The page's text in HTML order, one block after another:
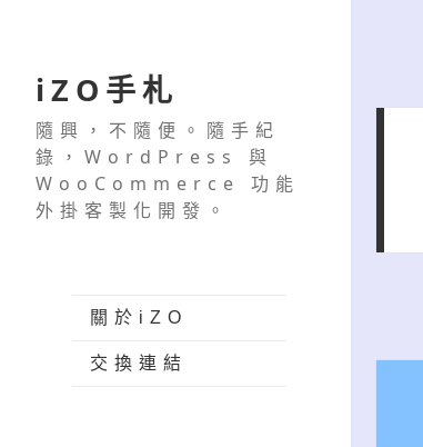
iZO手札
隨興，不隨便。隨手紀
錄，WordPress 與
WooCommerce 功能
外掛客製化開發。
關於iZO
交換連結